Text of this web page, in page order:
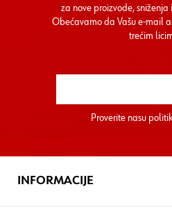
za nove proizvode,
Obećavamo da Vašu e-mail
trećim
Proverite nasu
INFORMACIJE